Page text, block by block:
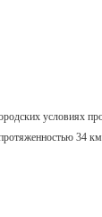
условиях
34